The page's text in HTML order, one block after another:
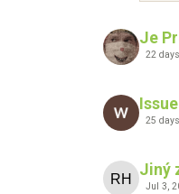
Je
22
25
Jiný
Jul 3,